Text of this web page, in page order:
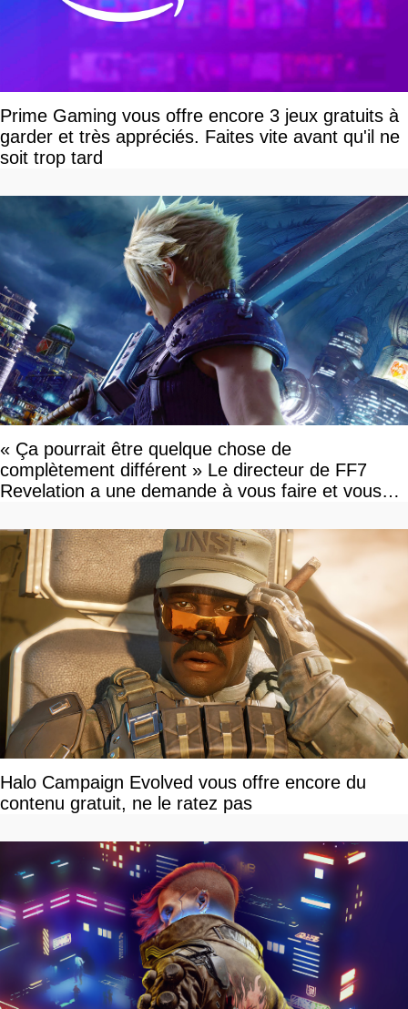
Prime Gaming vous offre encore 3 jeux gratuits à
garder et très appréciés. Faites vite avant qu'il ne
soit trop tard
« Ça pourrait être quelque chose de
complètement différent » Le directeur de FF7
Revelation a une demande à vous faire et vous
Halo Campaign Evolved vous offre encore du
contenu gratuit, ne le ratez pas